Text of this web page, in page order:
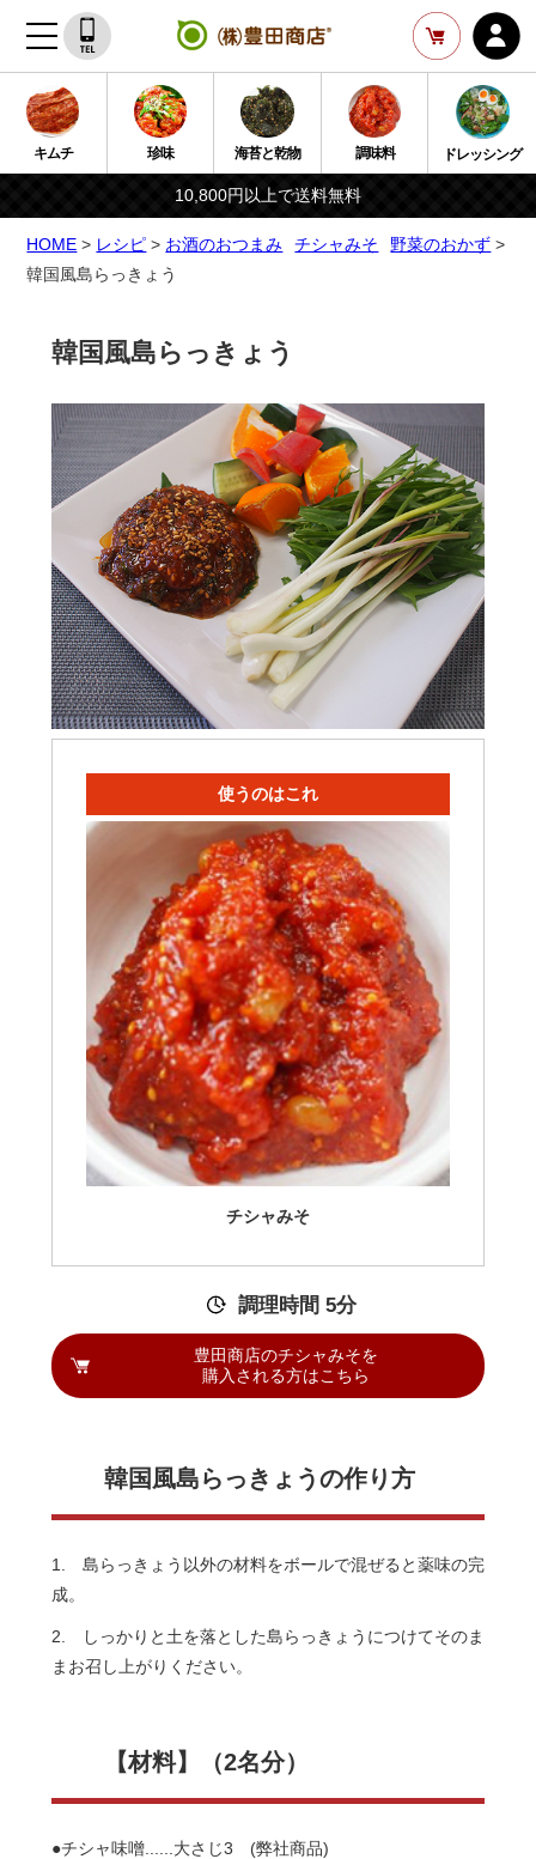
キムチ 珍味 海苔と乾物 調味料 ドレッシング
10,800円以上で送料無料
HOME > レシピ > お酒のおつまみ チシャみそ 野菜のおかず >
韓国風島らっきょう
韓国風島らっきょう
使うのはこれ
チシャみそ
調理時間 5分
豊田商店のチシャみそを
購入される方はこちら
韓国風島らっきょうの作り方
1. 島らっきょう以外の材料をボールで混ぜると薬味の完
成。
2. しっかりと土を落とした島らっきょうにつけてそのま
まお召し上がりください。
【材料】（2名分）
●チシャ味噌......大さじ3 (弊社商品)